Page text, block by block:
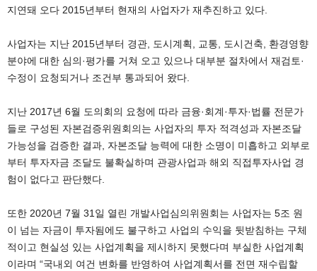
지연돼 오다 2015년부터 현재의 사업자가 재추진하고 있다.
사업자는 지난 2015년부터 경관, 도시계획, 교통, 도시건축, 환경영향
분야에 대한 심의·평가를 거쳐 오고 있으나 대부분 절차에서 재검토·
수정이 요청되거나 조건부 통과되어 왔다.
지난 2017년 6월 도의회의 요청에 따라 금융·회계·투자·법률 전문가
들로 구성된 자본검증위원회의는 사업자의 투자 적격성과 자본조달
가능성을 검증한 결과, 자본조달 능력에 대한 소명이 미흡하고 외부로
부터 투자자금 조달도 불확실하며 관광사업과 해외 직접투자사업 경
험이 없다고 판단했다.
또한 2020년 7월 31일 열린 개발사업심의위원회는 사업자는 5조 원
이 넘는 자금이 투자됨에도 불구하고 사업의 수익을 뒷받침하는 구체
적이고 현실성 있는 사업계획을 제시하지 못했다며 부실한 사업계획
이라며 “국내외 여건 변화를 반영하여 사업계획서를 전면 재수립할